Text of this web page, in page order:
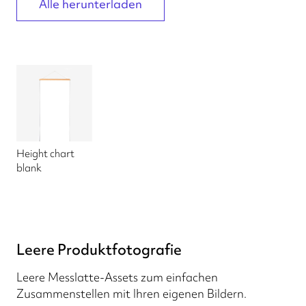
Alle herunterladen
Height chart
blank
Leere Produktfotografie
Leere Messlatte-Assets zum einfachen
Zusammenstellen mit Ihren eigenen Bildern.